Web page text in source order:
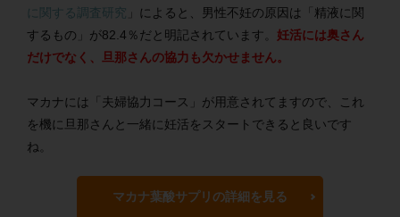
に関する調査研究 」によると、男性不妊の原因は「精液に関
するもの」が82.4％だと明記されています。 妊活には奥さん
だけでなく、旦那さんの協力も欠かせません。
マカナには「夫婦協力コース」が用意されてますので、これ
を機に旦那さんと一緒に妊活をスタートできると良いです
ね。
マカナ葉酸サプリの詳細を見る